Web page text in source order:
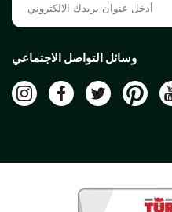
وسائل التواصل الاجتماعي